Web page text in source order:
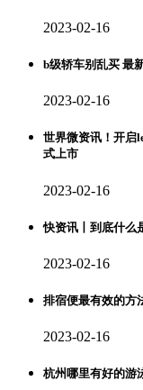
2023-02-16
b级轿车别乱买 最
2023-02-16
世界微资讯！开启
式上市
2023-02-16
快资讯丨到底什么
2023-02-16
排宿便最有效的方
2023-02-16
杭州哪里有好的游